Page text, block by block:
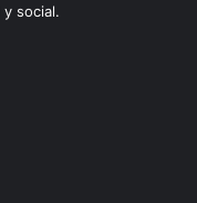
social.